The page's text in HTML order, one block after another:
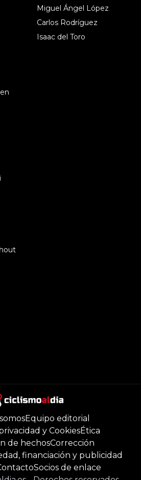
Miguel Ángel López
Carlos Rodríguez
Isaac del Toro
Equipo editorial
y CookiesÉtica
de hechosCorrección
financiación y publicidad
Socios de enlace